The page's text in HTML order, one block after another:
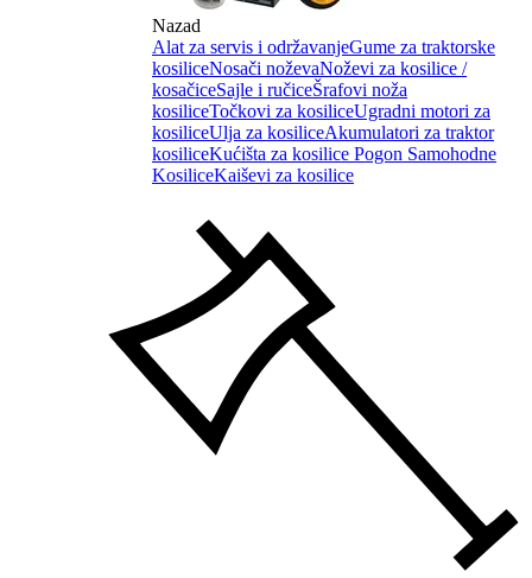
Nazad
Alat za servis i održavanjeGume za traktorske
kosiliceNosači noževaNoževi za kosilice /
kosačiceSajle i ručiceŠrafovi noža
kosiliceTočkovi za kosiliceUgradni motori za
kosiliceUlja za kosiliceAkumulatori za traktor
kosiliceKućišta za kosilice Pogon Samohodne
KosiliceKaiševi za kosilice